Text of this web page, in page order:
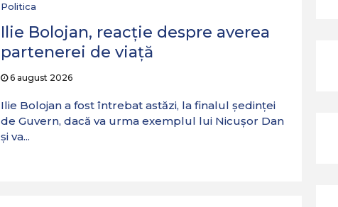
Politica
Ilie Bolojan, reacție despre averea
partenerei de viață
6 august 2026
Ilie Bolojan a fost întrebat astăzi, la finalul ședinței
de Guvern, dacă va urma exemplul lui Nicușor Dan
și va...